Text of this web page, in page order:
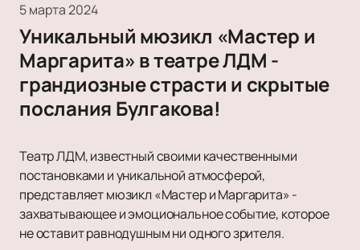
Другое
Экскурсия
Сертификат
Концерт
Классика
Оркестр
Джаз и блюз
Шоу
Инди
Танцевальное шоу
Новогодние концерты
Литературные чтения
Детям
Детский спектакль
Кукольный театр
Музыкальная сказка
Детский мюзикл
Детский квест
Театр
Комедия
Спектакль
Балет
Пьеса
Опера
Музыкальный спектакль
Дополнительно
Театры
Новости
Популярное 2
Балет ЩелкунчикТеатр балета Б. Эйфмана «Чайка. Балетная
VIP-Билеты
5 марта 2024
Уникальный мюзикл «Мастер и
Маргарита» в театре ЛДМ -
грандиозные страсти и скрытые
послания Булгакова!
Театр ЛДМ, известный своими качественными
постановками и уникальной атмосферой,
представляет мюзикл «Мастер и Маргарита» -
захватывающее и эмоциональное событие, которое
не оставит равнодушным ни одного зрителя.